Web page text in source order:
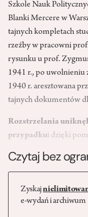
Szkole Nauk
Blanki Mercere w
tajnych kompletach
rzeźby w pracowni
rysunku u prof.
1941 r., po uwolnieniu
1940 r. aresztowana
tajnych dokumentów
Rozstrzelania
przypadkui dzięki
Czytaj bez
Zyskaj
e-wydań i archiwum